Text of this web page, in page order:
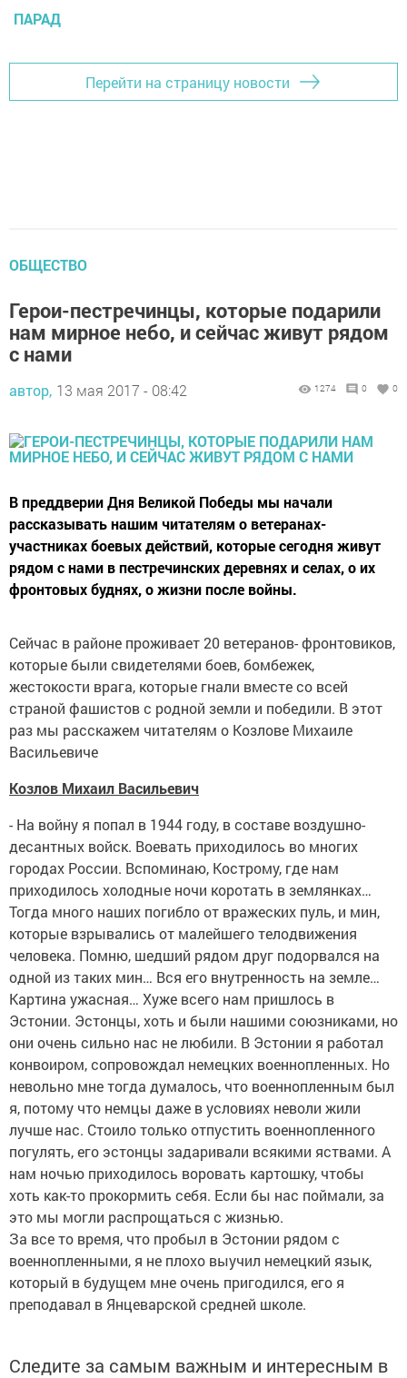
ПАРАД
Перейти на страницу новости
ОБЩЕСТВО
Герои-пестречинцы, которые подарили
нам мирное небо, и сейчас живут рядом
с нами
автор, 13 мая 2017 - 08:42 1274 0 0
В преддверии Дня Великой Победы мы начали
рассказывать нашим читателям о ветеранах-
участниках боевых действий, которые сегодня живут
рядом с нами в пестречинских деревнях и селах, о их
фронтовых буднях, о жизни после войны.
Сейчас в районе проживает 20 ветеранов- фронтовиков,
которые были свидетелями боев, бомбежек,
жестокости врага, которые гнали вместе со всей
страной фашистов с родной земли и победили. В этот
раз мы расскажем читателям о Козлове Михаиле
Васильевиче
Козлов Михаил Васильевич
- На войну я попал в 1944 году, в составе воздушно-
десантных войск. Воевать приходилось во многих
городах России. Вспоминаю, Кострому, где нам
приходилось холодные ночи коротать в землянках…
Тогда много наших погибло от вражеских пуль, и мин,
которые взрывались от малейшего телодвижения
человека. Помню, шедший рядом друг подорвался на
одной из таких мин… Вся его внутренность на земле…
Картина ужасная… Хуже всего нам пришлось в
Эстонии. Эстонцы, хоть и были нашими союзниками, но
они очень сильно нас не любили. В Эстонии я работал
конвоиром, сопровождал немецких военнопленных. Но
невольно мне тогда думалось, что военнопленным был
я, потому что немцы даже в условиях неволи жили
лучше нас. Стоило только отпустить военнопленного
погулять, его эстонцы задаривали всякими яствами. А
нам ночью приходилось воровать картошку, чтобы
хоть как-то прокормить себя. Если бы нас поймали, за
это мы могли распрощаться с жизнью.
За все то время, что пробыл в Эстонии рядом с
военнопленными, я не плохо выучил немецкий язык,
который в будущем мне очень пригодился, его я
преподавал в Янцеварской средней школе.
Следите за самым важным и интересным в